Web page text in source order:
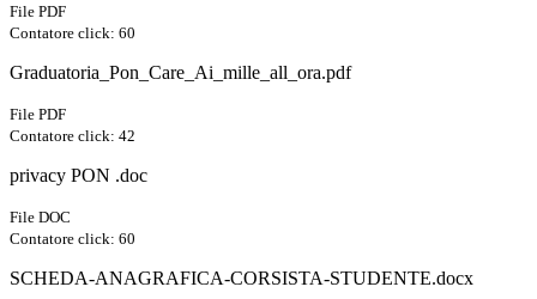
File PDF
Contatore click: 60
Graduatoria_Pon_Care_Ai_mille_all_ora.pdf
File PDF
Contatore click: 42
privacy PON .doc
File DOC
Contatore click: 60
SCHEDA-ANAGRAFICA-CORSISTA-STUDENTE.docx